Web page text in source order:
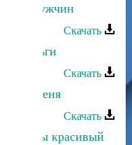
мужчин
Скачать
деньги
Скачать
меня
Скачать
же ты красивый